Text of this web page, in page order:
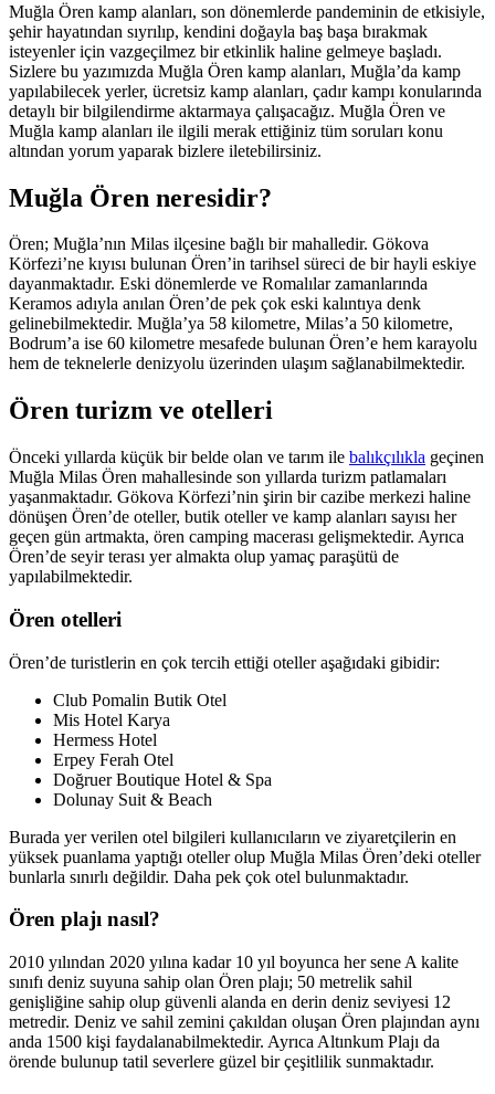
Muğla Ören kamp alanları, son dönemlerde pandeminin de etkisiyle,
şehir hayatından sıyrılıp, kendini doğayla baş başa bırakmak
isteyenler için vazgeçilmez bir etkinlik haline gelmeye başladı.
Sizlere bu yazımızda Muğla Ören kamp alanları, Muğla’da kamp
yapılabilecek yerler, ücretsiz kamp alanları, çadır kampı konularında
detaylı bir bilgilendirme aktarmaya çalışacağız. Muğla Ören ve
Muğla kamp alanları ile ilgili merak ettiğiniz tüm soruları konu
altından yorum yaparak bizlere iletebilirsiniz.
Muğla Ören neresidir?
Ören; Muğla’nın Milas ilçesine bağlı bir mahalledir. Gökova
Körfezi’ne kıyısı bulunan Ören’in tarihsel süreci de bir hayli eskiye
dayanmaktadır. Eski dönemlerde ve Romalılar zamanlarında
Keramos adıyla anılan Ören’de pek çok eski kalıntıya denk
gelinebilmektedir. Muğla’ya 58 kilometre, Milas’a 50 kilometre,
Bodrum’a ise 60 kilometre mesafede bulunan Ören’e hem karayolu
hem de teknelerle denizyolu üzerinden ulaşım sağlanabilmektedir.
Ören turizm ve otelleri
Önceki yıllarda küçük bir belde olan ve tarım ile balıkçılıkla geçinen
Muğla Milas Ören mahallesinde son yıllarda turizm patlamaları
yaşanmaktadır. Gökova Körfezi’nin şirin bir cazibe merkezi haline
dönüşen Ören’de oteller, butik oteller ve kamp alanları sayısı her
geçen gün artmakta, ören camping macerası gelişmektedir. Ayrıca
Ören’de seyir terası yer almakta olup yamaç paraşütü de
yapılabilmektedir.
Ören otelleri
Ören’de turistlerin en çok tercih ettiği oteller aşağıdaki gibidir:
Club Pomalin Butik Otel
Mis Hotel Karya
Hermess Hotel
Erpey Ferah Otel
Doğruer Boutique Hotel & Spa
Dolunay Suit & Beach
Burada yer verilen otel bilgileri kullanıcıların ve ziyaretçilerin en
yüksek puanlama yaptığı oteller olup Muğla Milas Ören’deki oteller
bunlarla sınırlı değildir. Daha pek çok otel bulunmaktadır.
Ören plajı nasıl?
2010 yılından 2020 yılına kadar 10 yıl boyunca her sene A kalite
sınıfı deniz suyuna sahip olan Ören plajı; 50 metrelik sahil
genişliğine sahip olup güvenli alanda en derin deniz seviyesi 12
metredir. Deniz ve sahil zemini çakıldan oluşan Ören plajından aynı
anda 1500 kişi faydalanabilmektedir. Ayrıca Altınkum Plajı da
örende bulunup tatil severlere güzel bir çeşitlilik sunmaktadır.